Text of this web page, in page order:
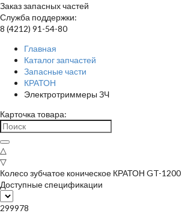
Заказ запасных частей
Служба поддержки:
8 (4212) 91-54-80
Главная
Каталог запчастей
Запасные части
КРАТОН
Электротриммеры ЗЧ
Карточка товара:
△
▽
Колесо зубчатое коническое КРАТОН GT-1200
Доступные спецификации
299978